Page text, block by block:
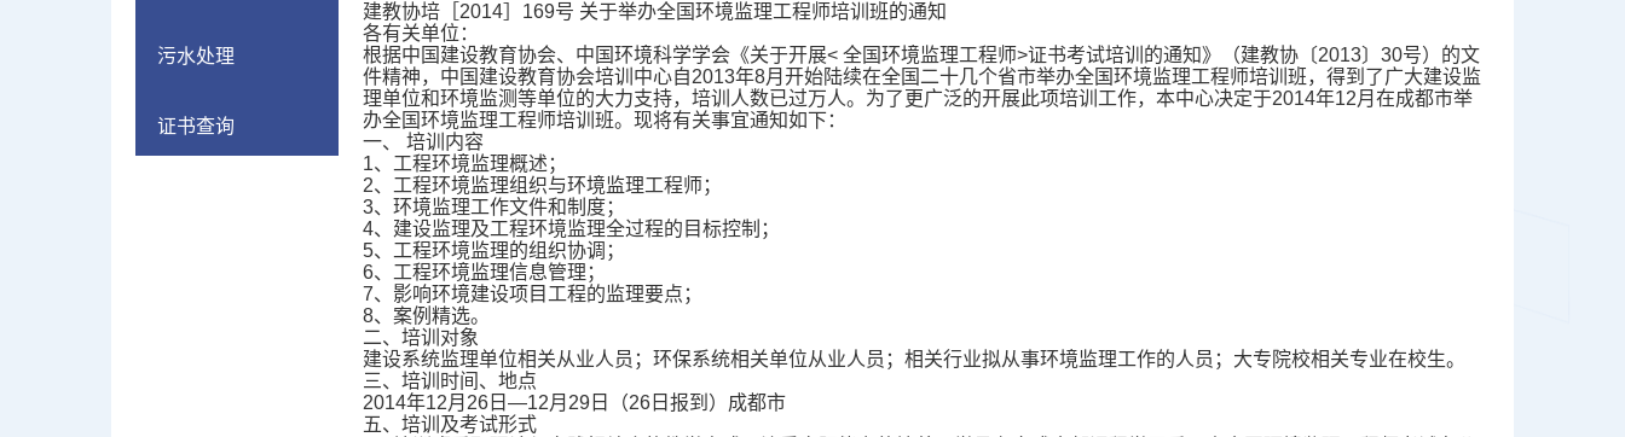
污水处理
证书查询
建教协培［2014］169号 关于举办全国环境监理工程师培训班的通知
各有关单位：
根据中国建设教育协会、中国环境科学学会《关于开展< 全国环境监理工程师>证书考试培训的通知》（建教协〔2013〕30号）的文
件精神，中国建设教育协会培训中心自2013年8月开始陆续在全国二十几个省市举办全国环境监理工程师培训班，得到了广大建设监
理单位和环境监测等单位的大力支持，培训人数已过万人。为了更广泛的开展此项培训工作，本中心决定于2014年12月在成都市举
办全国环境监理工程师培训班。现将有关事宜通知如下：
一、 培训内容
1、工程环境监理概述；
2、工程环境监理组织与环境监理工程师；
3、环境监理工作文件和制度；
4、建设监理及工程环境监理全过程的目标控制；
5、工程环境监理的组织协调；
6、工程环境监理信息管理；
7、影响环境建设项目工程的监理要点；
8、案例精选。
二、培训对象
建设系统监理单位相关从业人员；环保系统相关单位从业人员；相关行业拟从事环境监理工作的人员；大专院校相关专业在校生。
三、培训时间、地点
2014年12月26日—12月29日（26日报到）成都市
五、培训及考试形式